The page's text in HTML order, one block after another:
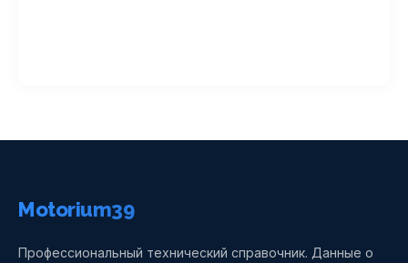
Motorium39
Профессиональный технический справочник. Данные о